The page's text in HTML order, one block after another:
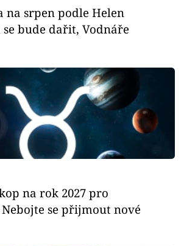
na srpen podle Helen
bude dařit, Vodnáře
na rok 2027 pro
se přijmout nové